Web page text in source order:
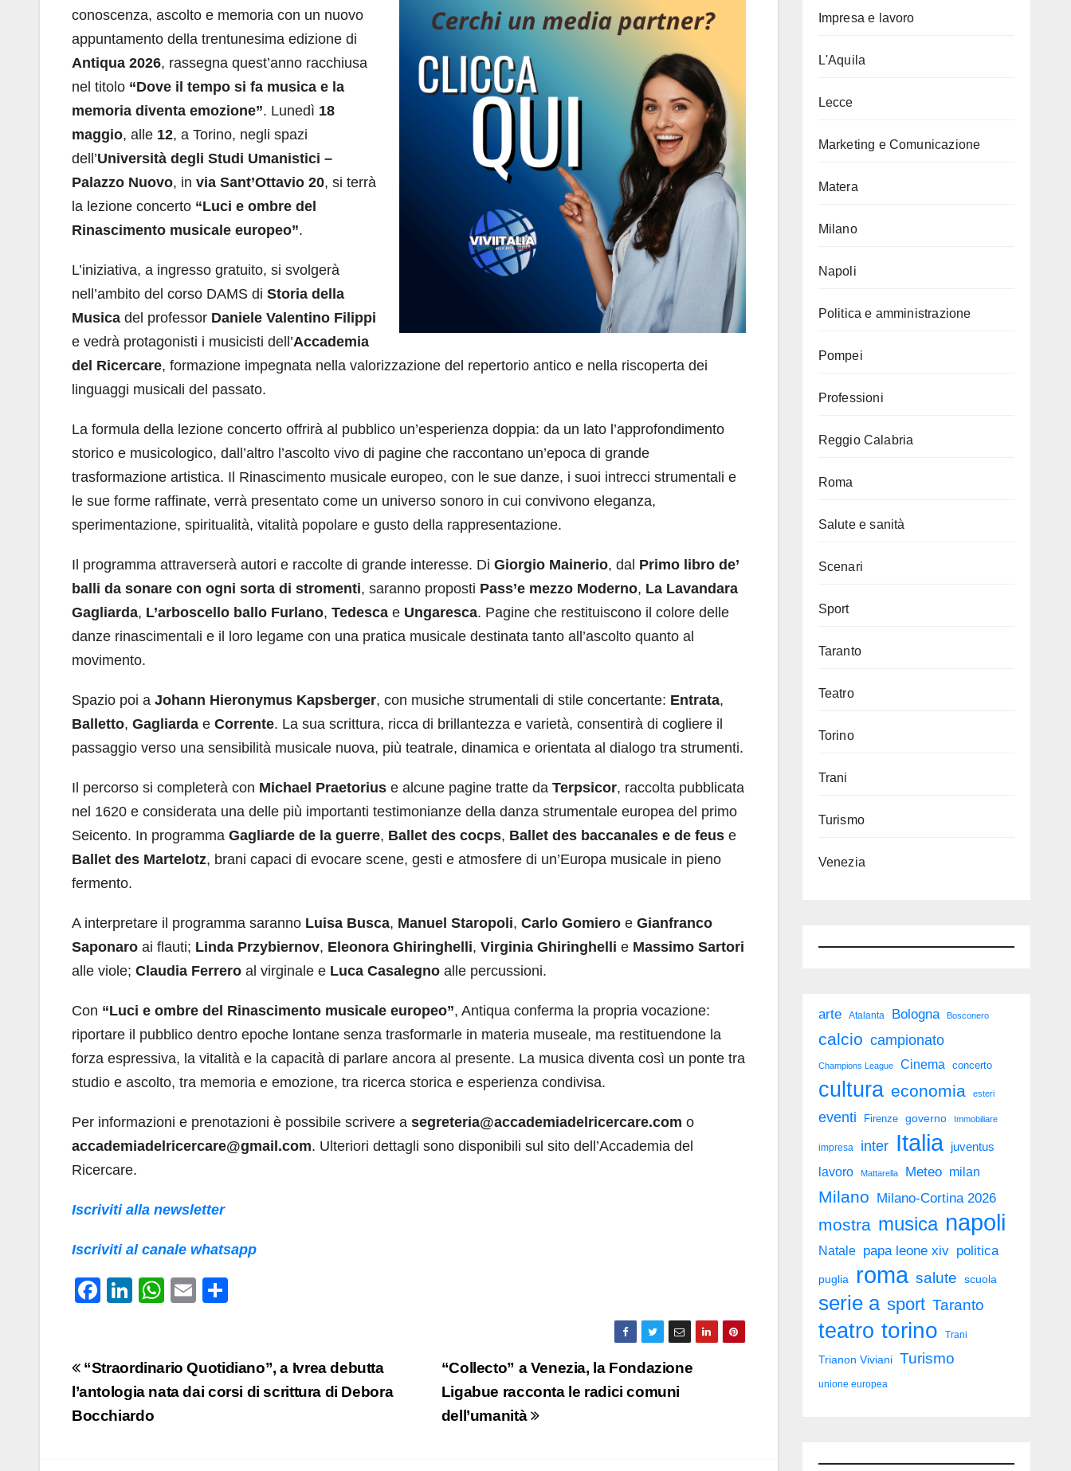
conoscenza, ascolto e memoria con un nuovo
appuntamento della trentunesima edizione di
Antiqua 2026, rassegna quest’anno racchiusa
nel titolo “Dove il tempo si fa musica e la
memoria diventa emozione”. Lunedì 18
maggio, alle 12, a Torino, negli spazi
dell’Università degli Studi Umanistici –
Palazzo Nuovo, in via Sant’Ottavio 20, si terrà
la lezione concerto “Luci e ombre del
Rinascimento musicale europeo”.
L’iniziativa, a ingresso gratuito, si svolgerà
nell’ambito del corso DAMS di Storia della
Musica del professor Daniele Valentino Filippi
e vedrà protagonisti i musicisti dell’Accademia
del Ricercare, formazione impegnata nella valorizzazione del repertorio antico e nella riscoperta dei
linguaggi musicali del passato.
La formula della lezione concerto offrirà al pubblico un’esperienza doppia: da un lato l’approfondimento
storico e musicologico, dall’altro l’ascolto vivo di pagine che raccontano un’epoca di grande
trasformazione artistica. Il Rinascimento musicale europeo, con le sue danze, i suoi intrecci strumentali e
le sue forme raffinate, verrà presentato come un universo sonoro in cui convivono eleganza,
sperimentazione, spiritualità, vitalità popolare e gusto della rappresentazione.
Il programma attraverserà autori e raccolte di grande interesse. Di Giorgio Mainerio, dal Primo libro de’
balli da sonare con ogni sorta di stromenti, saranno proposti Pass’e mezzo Moderno, La Lavandara
Gagliarda, L’arboscello ballo Furlano, Tedesca e Ungaresca. Pagine che restituiscono il colore delle
danze rinascimentali e il loro legame con una pratica musicale destinata tanto all’ascolto quanto al
movimento.
Spazio poi a Johann Hieronymus Kapsberger, con musiche strumentali di stile concertante: Entrata,
Balletto, Gagliarda e Corrente. La sua scrittura, ricca di brillantezza e varietà, consentirà di cogliere il
passaggio verso una sensibilità musicale nuova, più teatrale, dinamica e orientata al dialogo tra strumenti.
Il percorso si completerà con Michael Praetorius e alcune pagine tratte da Terpsicor, raccolta pubblicata
nel 1620 e considerata una delle più importanti testimonianze della danza strumentale europea del primo
Seicento. In programma Gagliarde de la guerre, Ballet des cocps, Ballet des baccanales e de feus e
Ballet des Martelotz, brani capaci di evocare scene, gesti e atmosfere di un’Europa musicale in pieno
fermento.
A interpretare il programma saranno Luisa Busca, Manuel Staropoli, Carlo Gomiero e Gianfranco
Saponaro ai flauti; Linda Przybiernov, Eleonora Ghiringhelli, Virginia Ghiringhelli e Massimo Sartori
alle viole; Claudia Ferrero al virginale e Luca Casalegno alle percussioni.
Con “Luci e ombre del Rinascimento musicale europeo”, Antiqua conferma la propria vocazione:
riportare il pubblico dentro epoche lontane senza trasformarle in materia museale, ma restituendone la
forza espressiva, la vitalità e la capacità di parlare ancora al presente. La musica diventa così un ponte tra
studio e ascolto, tra memoria e emozione, tra ricerca storica e esperienza condivisa.
Per informazioni e prenotazioni è possibile scrivere a segreteria@accademiadelricercare.com o
accademiadelricercare@gmail.com. Ulteriori dettagli sono disponibili sul sito dell’Accademia del
Ricercare.
Iscriviti alla newsletter
Iscriviti al canale whatsapp
F
e
b
o
Li
e
dI
n
W
s
A
E
di
vi
Navigazione
articoli
“Collecto” a Venezia, la Fondazione
Ligabue racconta le radici comuni
dell’umanità
“Straordinario Quotidiano”, a Ivrea debutta
l’antologia nata dai corsi di scrittura di Debora
Bocchiardo
Impresa e lavoro
L'Aquila
Lecce
Marketing e Comunicazione
Matera
Milano
Napoli
Politica e amministrazione
Pompei
Professioni
Reggio Calabria
Roma
Salute e sanità
Scenari
Sport
Taranto
Teatro
Torino
Trani
Turismo
Venezia
arte Atalanta Bologna Bosconero
calcio campionato
Champions League Cinema concerto
cultura economia esteri
eventi Firenze governo Immobiliare
impresa inter Italia
juventus
lavoro
Mattarella Meteo milan
Milano Milano-Cortina 2026
mostra musica napoli
Natale papa leone xiv politica
puglia roma salute scuola
serie a sport Taranto
teatro torino Trani
Trianon Viviani Turismo
unione europea